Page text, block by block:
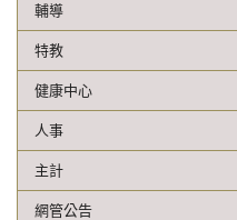
輔導
特教
健康中心
人事
主計
網管公告